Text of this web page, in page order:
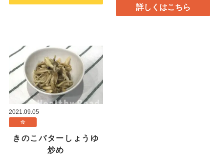
詳しくはこちら
2021.09.05
食
きのこバターしょうゆ
炒め